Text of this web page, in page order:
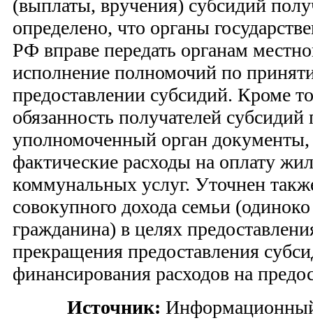
(выплаты, вручения) субсидий
определено, что органы
РФ вправе передать органам
исполнение полномочий по
предоставлении субсидий. Кроме
обязанность получателей субсидий
уполномоченный орган
фактические расходы на оплату
коммунальных услуг. Уточнен
совокупного дохода семьи
гражданина) в целях
прекращения предоставления
финансирования расходов на
Источник: